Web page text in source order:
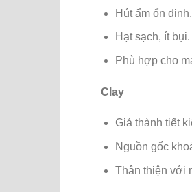
Hút ẩm ổn định.
Hạt sạch, ít bụi.
Phù hợp cho
Clay
Giá thành tiết
Nguồn gốc
Thân thiện với